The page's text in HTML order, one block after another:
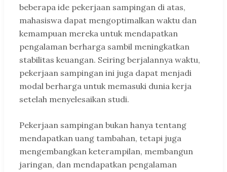
beberapa ide pekerjaan sampingan di atas,
mahasiswa dapat mengoptimalkan waktu dan
kemampuan mereka untuk mendapatkan
pengalaman berharga sambil meningkatkan
stabilitas keuangan. Seiring berjalannya waktu,
pekerjaan sampingan ini juga dapat menjadi
modal berharga untuk memasuki dunia kerja
setelah menyelesaikan studi.
Pekerjaan sampingan bukan hanya tentang
mendapatkan uang tambahan, tetapi juga
mengembangkan keterampilan, membangun
jaringan, dan mendapatkan pengalaman